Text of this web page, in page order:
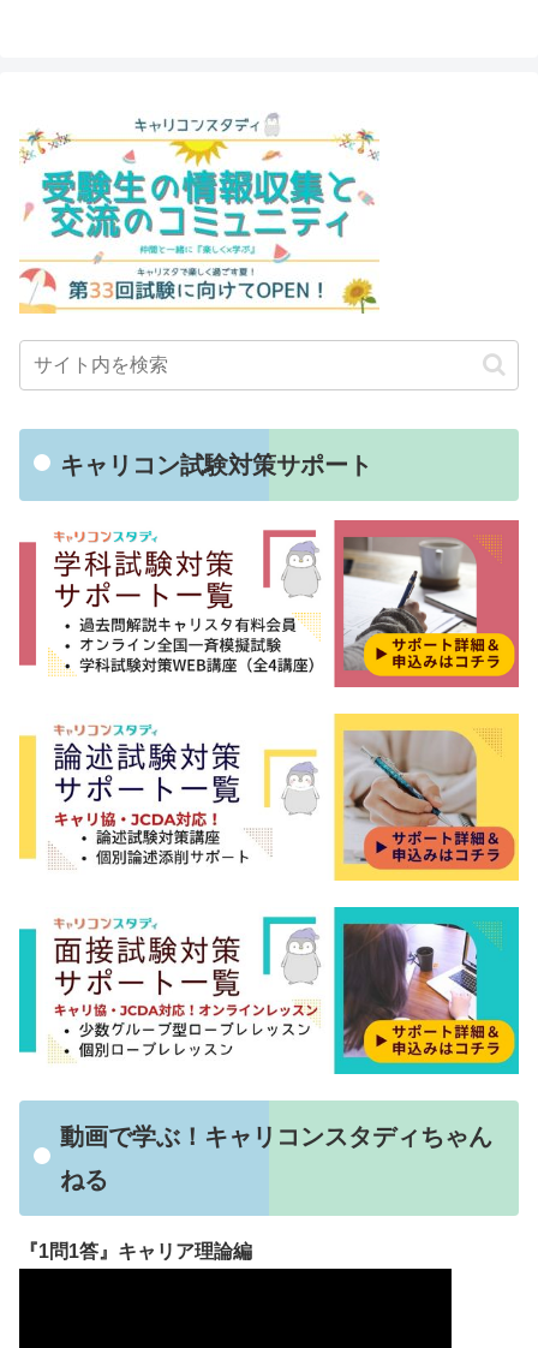
キャリコン試験対策サポート
動画で学ぶ！キャリコンスタディちゃん
ねる
『1問1答』キャリア理論編